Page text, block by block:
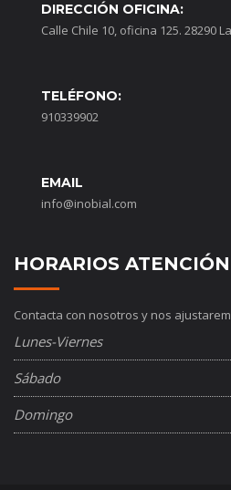
DIRECCIÓN OFICINA:
Calle Chile 10, oficina 125. 28290
TELÉFONO:
910339902
EMAIL
info@inobial.com
HORARIOS
Contacta con nosotros y nos
Lunes-Viernes
Sábado
Domingo